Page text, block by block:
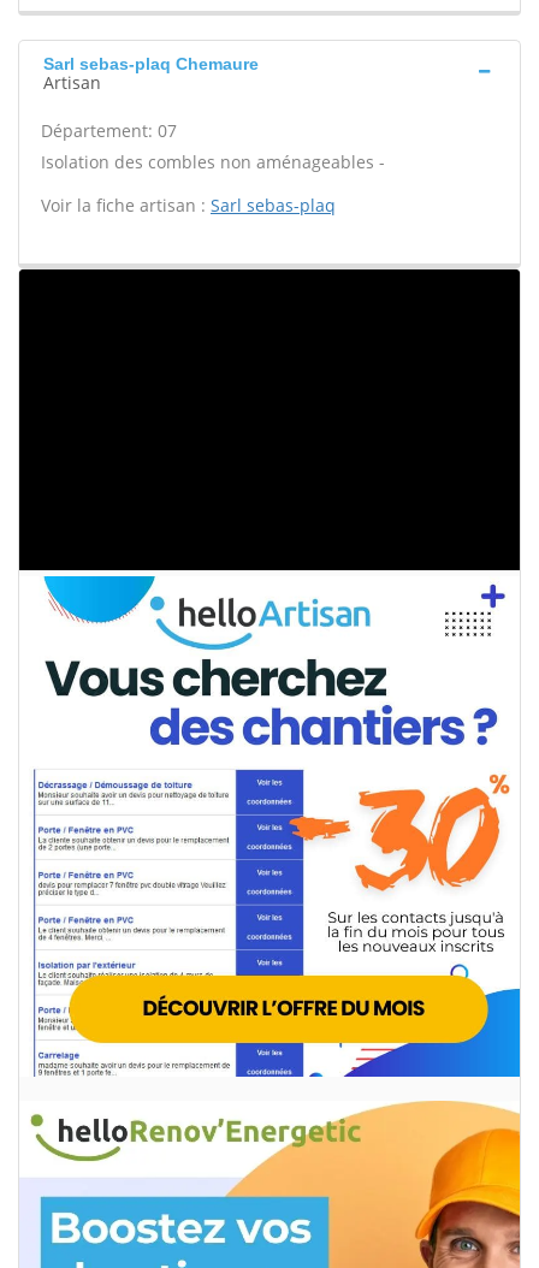
Sarl sebas-plaq Chemaure
Artisan
Département: 07
Isolation des combles non aménageables -
Voir la fiche artisan : Sarl sebas-plaq